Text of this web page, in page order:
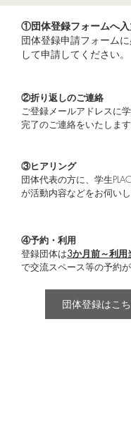
①団体登録フォームへ入
団体登録申請フォーム
して申請してください。
②折り返しのご連絡
ご登録メールアドレスに学
完了のご連絡をいたします
③ヒアリング
団体代表の方に、学生
が活動内容などをお伺いし
④予約・利用
登録団体は3か月前～利
で交流スペース等の予約が
団体登録はこ